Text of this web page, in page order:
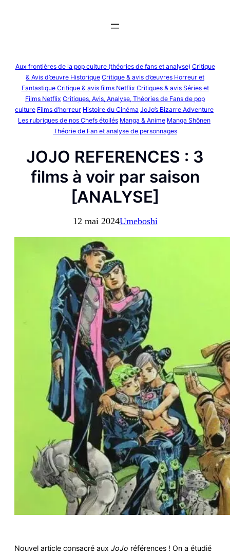
Aux frontières de la pop culture (théories de fans et analyse) Critique
& Avis d’œuvre Historique Critique & avis d’œuvres Horreur et
Fantastique Critique & avis films Netflix Critiques & avis Séries et
Films Netflix Critiques, Avis, Analyse, Théories de Fans de pop
culture Films d’horreur Histoire du Cinéma JoJo’s Bizarre Adventure
Les rubriques de nos Chefs étoilés Manga & Anime Manga Shônen
Théorie de Fan et analyse de personnages
JOJO REFERENCES : 3
films à voir par saison
[ANALYSE]
12 mai 2024Umeboshi
Nouvel article consacré aux JoJo références ! On a étudié